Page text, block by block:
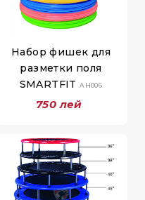
Набор фишек для
разметки поля
SMARTFITAH006
750 лей